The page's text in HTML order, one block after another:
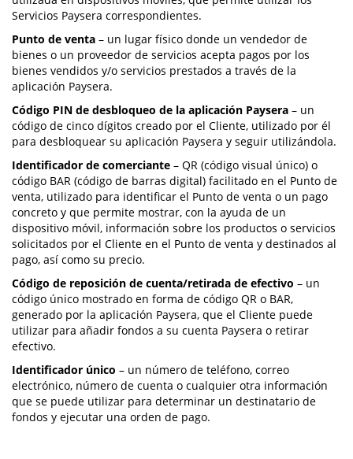
Servicios Paysera correspondientes.
Punto de venta – un lugar físico donde un vendedor de
bienes o un proveedor de servicios acepta pagos por los
bienes vendidos y/o servicios prestados a través de la
aplicación Paysera.
Código PIN de desbloqueo de la aplicación Paysera – un
código de cinco dígitos creado por el Cliente, utilizado por él
para desbloquear su aplicación Paysera y seguir utilizándola.
Identificador de comerciante – QR (código visual único) o
código BAR (código de barras digital) facilitado en el Punto de
venta, utilizado para identificar el Punto de venta o un pago
concreto y que permite mostrar, con la ayuda de un
dispositivo móvil, información sobre los productos o servicios
solicitados por el Cliente en el Punto de venta y destinados al
pago, así como su precio.
Código de reposición de cuenta/retirada de efectivo – un
código único mostrado en forma de código QR o BAR,
generado por la aplicación Paysera, que el Cliente puede
utilizar para añadir fondos a su cuenta Paysera o retirar
efectivo.
Identificador único – un número de teléfono, correo
electrónico, número de cuenta o cualquier otra información
que se puede utilizar para determinar un destinatario de
fondos y ejecutar una orden de pago.